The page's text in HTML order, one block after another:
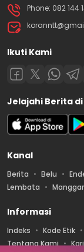
Phone: 082 144
Ikuti Kami
Jelajahi Berita di
Kanal
Berita Belu
Lembata
Informasi
Indeks Kode Etik
Tentang Kami